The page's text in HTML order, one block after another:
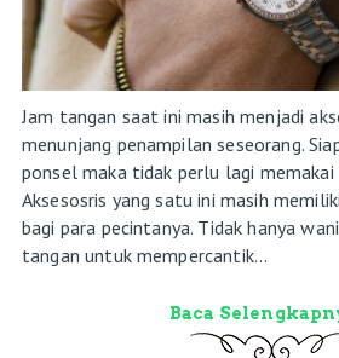
Jam tangan saat ini masih menjadi
menunjang penampilan seseorang.
ponsel maka tidak perlu lagi memakai
Aksesosris yang satu ini masih
bagi para pecintanya. Tidak hanya
tangan untuk mempercantik...
Baca